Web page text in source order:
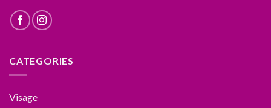
CATEGORIES
Visage